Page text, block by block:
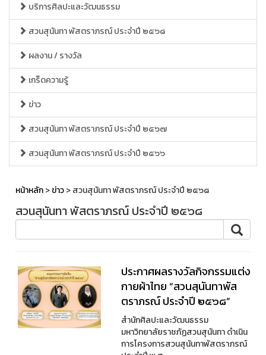
บริการศิลปะและวัฒนธรรม
สวนสุนันทา พัสตราภรณ์ ประจำปี ๒๕๖๘
ผลงาน / รางวัล
เกร็ดความรู้
ข่าว
สวนสุนันทา พัสตราภรณ์ ประจำปี ๒๕๖๗
สวนสุนันทา พัสตราภรณ์ ประจำปี ๒๕๖๖
หน้าหลัก>ข่าว> สวนสุนันทา พัสตราภรณ์ ประจำปี ๒๕๖๘
สวนสุนันทา พัสตราภรณ์ ประจำปี ๒๕๖๘
ประกาศผลรางวัลกิจกรรมแต่ง
กายผ้าไทย “สวนสุนันทาพัส
ตราภรณ์ ประจำปี ๒๕๖๘”
สำนักศิลปะและวัฒนธรรม
มหาวิทยาลัยราชภัฏสวนสุนันทา ดำเนิน
การโครงการสวนสุนันทาพัสตราภรณ์